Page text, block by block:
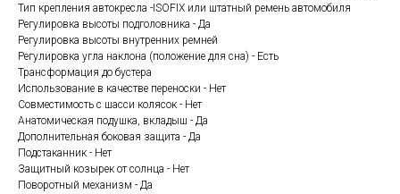
Тип крепления автокресла -ISOFIX или штатный ремень автомобиля
Регулировка высоты подголовника - Да
Регулировка высоты внутренних ремней
Регулировка угла наклона (положение для сна) - Есть
Трансформация до бустера
Использование в качестве переноски - Нет
Совместимость с шасси колясок - Нет
Анатомическая подушка, вкладыш - Да
Дополнительная боковая защита - Да
Подстаканник - Нет
Защитный козырек от солнца - Нет
Поворотный механизм - Да